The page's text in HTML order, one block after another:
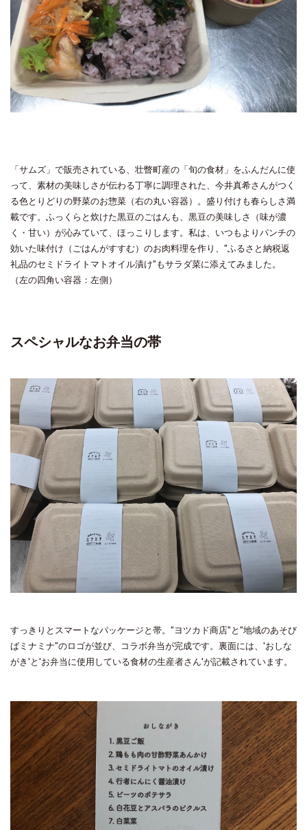
「サムズ」で販売されている、壮瞥町産の「旬の食材」をふんだんに使
って、素材の美味しさが伝わる丁寧に調理された、今井真希さんがつく
る色とりどりの野菜のお惣菜（右の丸い容器）。盛り付けも春らしさ満
載です。ふっくらと炊けた黒豆のごはんも、黒豆の美味しさ（味が濃
く・甘い）が沁みていて、ほっこりします。私は、いつもよりパンチの
効いた味付け（ごはんがすすむ）のお肉料理を作り、"ふるさと納税返
礼品のセミドライトマトオイル漬け"もサラダ菜に添えてみました。
（左の四角い容器：左側）
スペシャルなお弁当の帯
すっきりとスマートなパッケージと帯。"ヨツカド商店"と"地域のあそび
ばミナミナ"のロゴが並び、コラボ弁当が完成です。裏面には、'おしな
がき'と'お弁当に使用している食材の生産者さん'が記載されています。